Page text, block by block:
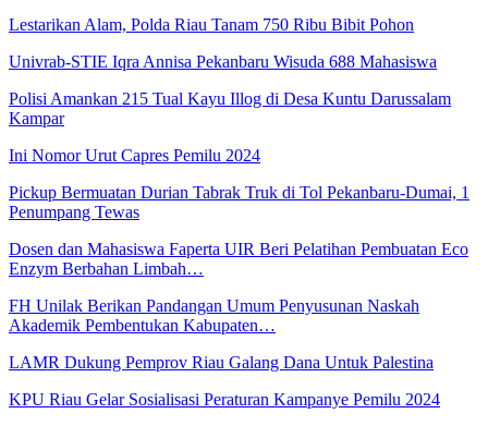
Lestarikan Alam, Polda Riau Tanam 750 Ribu Bibit Pohon
Univrab-STIE Iqra Annisa Pekanbaru Wisuda 688 Mahasiswa
Polisi Amankan 215 Tual Kayu Illog di Desa Kuntu Darussalam
Kampar
Ini Nomor Urut Capres Pemilu 2024
Pickup Bermuatan Durian Tabrak Truk di Tol Pekanbaru-Dumai, 1
Penumpang Tewas
Dosen dan Mahasiswa Faperta UIR Beri Pelatihan Pembuatan Eco
Enzym Berbahan Limbah…
FH Unilak Berikan Pandangan Umum Penyusunan Naskah
Akademik Pembentukan Kabupaten…
LAMR Dukung Pemprov Riau Galang Dana Untuk Palestina
KPU Riau Gelar Sosialisasi Peraturan Kampanye Pemilu 2024